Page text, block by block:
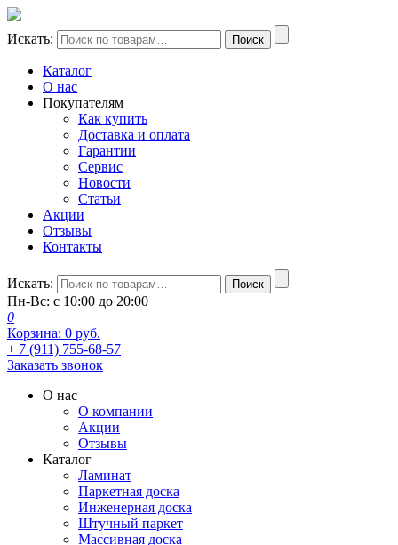
Искать: Поиск
Каталог
О нас
Покупателям
Как купить
Доставка и оплата
Гарантии
Сервис
Новости
Статьи
Акции
Отзывы
Контакты
Искать: Поиск
Пн-Вс: с 10:00 до 20:00
0
Корзина: 0 руб.
+ 7 (911) 755-68-57
Заказать звонок
О нас
О компании
Акции
Отзывы
Каталог
Ламинат
Паркетная доска
Инженерная доска
Штучный паркет
Массивная доска